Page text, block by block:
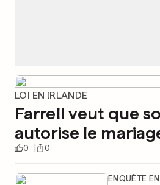
LOI EN IRLANDE
Farrell veut que
autorise le
0 0
ENQUÊTE